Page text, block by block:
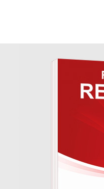
现状及未来发展趋
研普华保险行业分析
帮助客户评估保险行业投